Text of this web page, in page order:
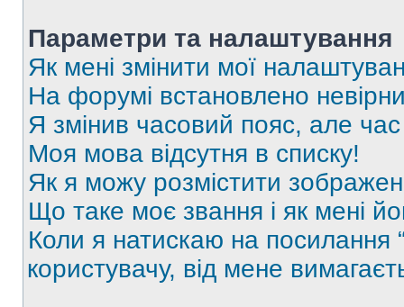
Параметри та налаштування
Як мені змінити мої
На форумі встановлено
Я змінив часовий пояс, але
Моя мова відсутня в списку!
Як я можу розмістити
Що таке моє звання і як мені
Коли я натискаю на посилання
користувачу, від мене